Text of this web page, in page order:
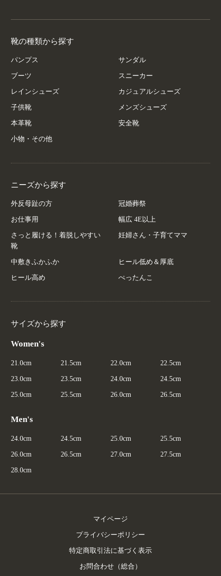
靴の種類から探す
パンプス サンダル
ブーツ スニーカー
レインシューズ カジュアルシューズ
子供靴 メンズシューズ
本革靴 安全靴
小物・その他
ニーズから探す
外反母趾の方 冠婚葬祭
お仕事用 幅広 4E以上
さっと履ける！着脱しやすい
靴
妊婦さん・子育てママ
中敷きふかふか ヒール低め＆厚底
ヒール高め ぺったんこ
サイズから探す
Women's
21.0cm 21.5cm 22.0cm 22.5cm
23.0cm 23.5cm 24.0cm 24.5cm
25.0cm 25.5cm 26.0cm 26.5cm
Men's
24.0cm 24.5cm 25.0cm 25.5cm
26.0cm 26.5cm 27.0cm 27.5cm
28.0cm
マイページ
プライバシーポリシー
特定商取引法に基づく表示
お問合わせ（総合）